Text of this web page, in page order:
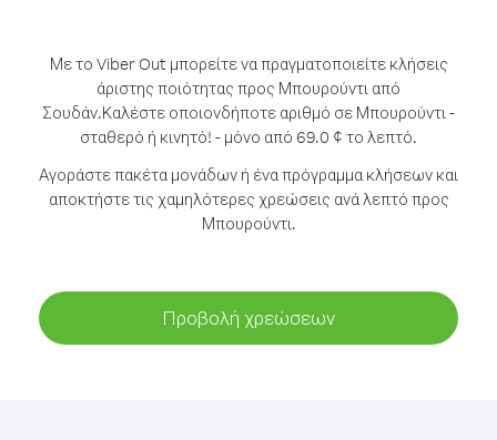
Με το Viber Out μπορείτε να πραγματοποιείτε κλήσεις
άριστης ποιότητας προς Μπουρούντι από
Σουδάν.Καλέστε οποιονδήποτε αριθμό σε Μπουρούντι -
σταθερό ή κινητό! - μόνο από 69.0 ¢ το λεπτό.
Αγοράστε πακέτα μονάδων ή ένα πρόγραμμα κλήσεων και
αποκτήστε τις χαμηλότερες χρεώσεις ανά λεπτό προς
Μπουρούντι.
Προβολή χρεώσεων